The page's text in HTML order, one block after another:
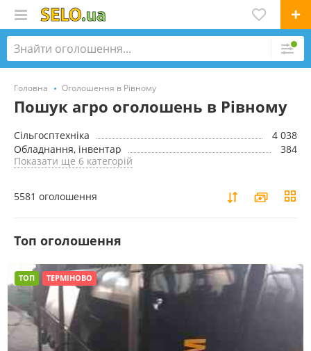
Головна Оголошення в Рівному
Пошук агро оголошень в Рівному
Сільгосптехніка
4 038
Обладнання, інвентар
384
Показати ще 6 категорій
5581 оголошення
Toп оголошення
ТОП ТЕРМІНОВО